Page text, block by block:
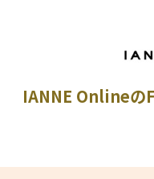
IANNE Onlineの